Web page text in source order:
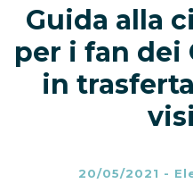
Guida alla
per i fan dei
in
20/05/2021 -